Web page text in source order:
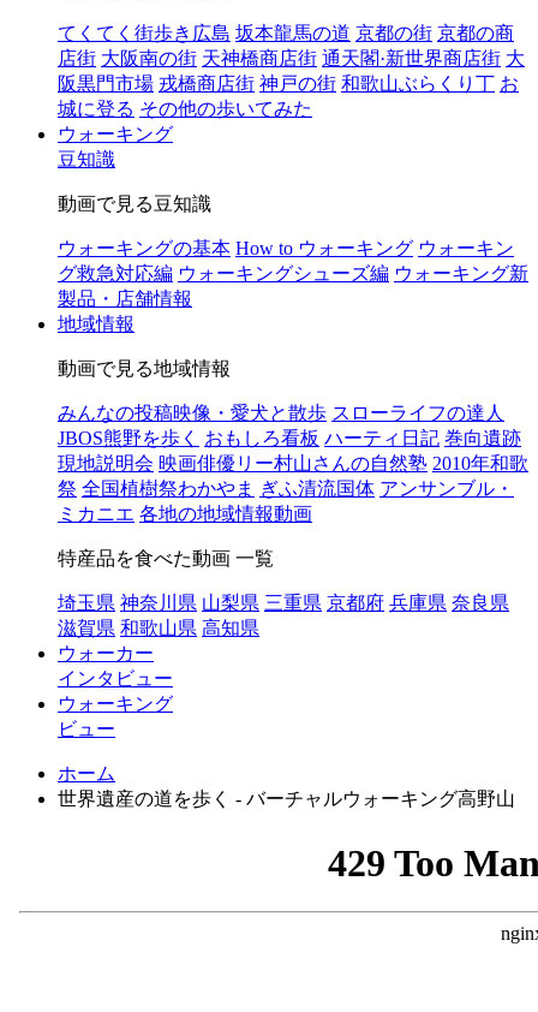
てくてく街歩き広島 坂本龍馬の道 京都の街 京都の商
店街 大阪南の街 天神橋商店街 通天閣·新世界商店街 大
阪黒門市場 戎橋商店街 神戸の街 和歌山ぶらくり丁 お
城に登る その他の歩いてみた
ウォーキング
豆知識
動画で見る豆知識
ウォーキングの基本 How to ウォーキング ウォーキン
グ救急対応編 ウォーキングシューズ編 ウォーキング新
製品・店舗情報
地域情報
動画で見る地域情報
みんなの投稿映像・愛犬と散歩 スローライフの達人
JBOS熊野を歩く
おもしろ看板 ハーティ日記 巻向遺跡
現地説明会 映画俳優リー村山さんの自然塾 2010年和歌
祭 全国植樹祭わかやま ぎふ清流国体 アンサンブル・
ミカニエ 各地の地域情報動画
特産品を食べた動画 一覧
埼玉県 神奈川県 山梨県 三重県 京都府 兵庫県 奈良県
滋賀県 和歌山県 高知県
ウォーカー
インタビュー
ウォーキング
ビュー
ホーム
世界遺産の道を歩く - バーチャルウォーキング高野山